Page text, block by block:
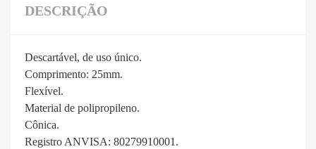
DESCRIÇÃO
Descartável, de uso único.
Comprimento: 25mm.
Flexível.
Material de polipropileno.
Cônica.
Registro ANVISA: 80279910001.